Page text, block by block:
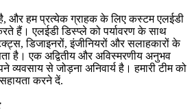
है, और हम प्रत्येक ग्राहक के लिए कस्टम एलईडी
हैं। एलईडी डिस्प्ले को पर्यावरण के साथ
डिजाइनरों, इंजीनियरों और सलाहकारों के
है। एक अद्वितीय और अविस्मरणीय अनुभव
व्यवसाय से जोड़ना अनिवार्य है। हमारी टीम को
करने दें.